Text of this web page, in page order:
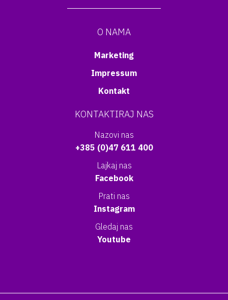
O NAMA
Marketing
Impressum
Kontakt
KONTAKTIRAJ NAS
Nazovi nas
+385 (0)47 611 400
Lajkaj nas
Facebook
Prati nas
Instagram
Gledaj nas
Youtube